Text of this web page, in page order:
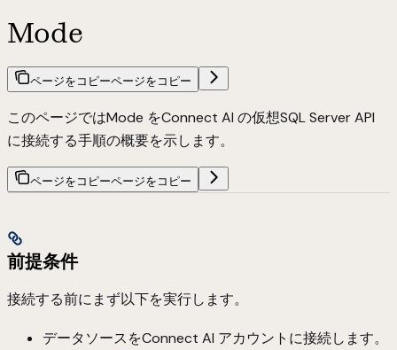
Mode
ページをコピーページをコピー
このページではMode をConnect AI の仮想SQL Server API
に接続する手順の概要を示します。
ページをコピーページをコピー
前提条件
接続する前にまず以下を実行します。
データソースをConnect AI アカウントに接続します。